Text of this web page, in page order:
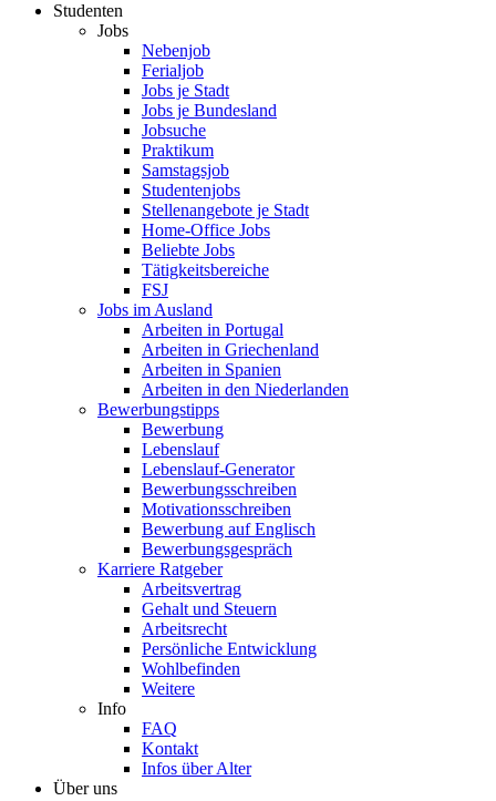
Studenten
Jobs
Nebenjob
Ferialjob
Jobs je Stadt
Jobs je Bundesland
Jobsuche
Praktikum
Samstagsjob
Studentenjobs
Stellenangebote je Stadt
Home-Office Jobs
Beliebte Jobs
Tätigkeitsbereiche
FSJ
Jobs im Ausland
Arbeiten in Portugal
Arbeiten in Griechenland
Arbeiten in Spanien
Arbeiten in den Niederlanden
Bewerbungstipps
Bewerbung
Lebenslauf
Lebenslauf-Generator
Bewerbungsschreiben
Motivationsschreiben
Bewerbung auf Englisch
Bewerbungsgespräch
Karriere Ratgeber
Arbeitsvertrag
Gehalt und Steuern
Arbeitsrecht
Persönliche Entwicklung
Wohlbefinden
Weitere
Info
FAQ
Kontakt
Infos über Alter
Über uns